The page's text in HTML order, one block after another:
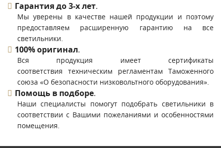
Гарантия до 3-х лет.
Мы уверены в качестве нашей продукции и поэтому
предоставляем расширенную гарантию на все
светильники.
100% оригинал.
Вся продукция имеет сертификаты
соответствия техническим регламентам Таможенного
союза «О безопасности низковольтного оборудования».
Помощь в подборе.
Наши специалисты помогут подобрать светильники в
соответствии с Вашими пожеланиями и особенностями
помещения.